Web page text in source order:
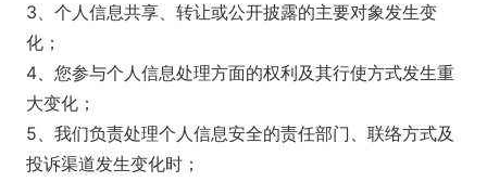
3、个人信息共享、转让或公开披露的主要对象发生变
化；
4、您参与个人信息处理方面的权利及其行使方式发生重
大变化；
5、我们负责处理个人信息安全的责任部门、联络方式及
投诉渠道发生变化时；